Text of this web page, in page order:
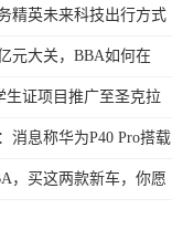
精英未来科技出行方式
元大关，BBA如何在
？
生证项目推广至圣克拉
消息称华为P40 Pro搭载
，买这两款新车，你愿